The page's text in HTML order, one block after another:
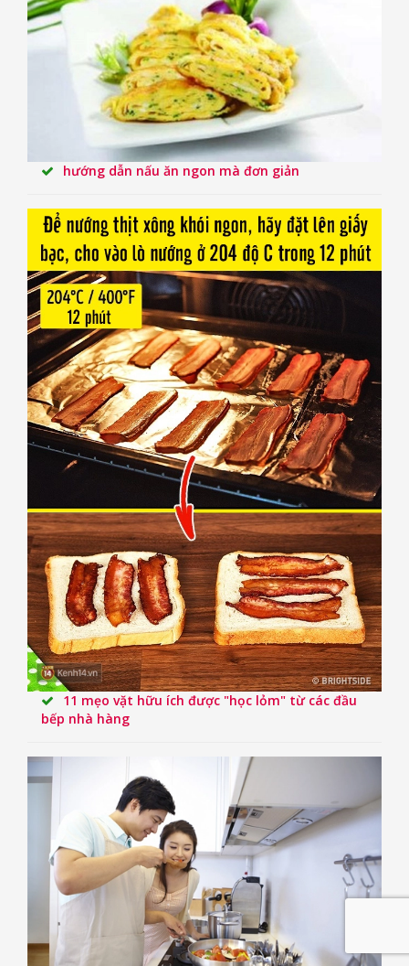
hướng dẫn nấu ăn ngon mà đơn giản
11 mẹo vặt hữu ích được "học lỏm" từ các đầu
bếp nhà hàng